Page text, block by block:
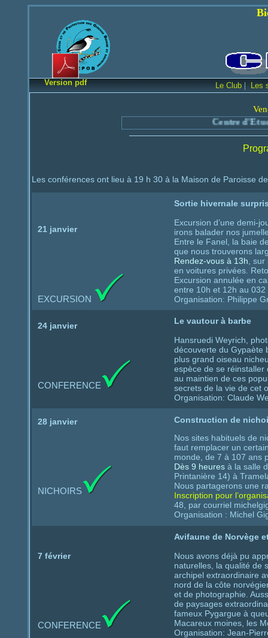
Bienvenue sur
Le Club | Les
Centre d'Etude
Les conférences ont lieu à 19 h 30 à la Maison de Paroisse
21 janvier
Sortie hivernale
Excursion d’une demi-
irons balader nos
Entre le Fanel, la baie
que nous trouverons
Rendez-vous à 13h ,
en voitures privées.
Excursion annulée en
entre 10h et 12h au
Organisation: Philippe
EXCURSION
24 janvier
Le vautour à barbe
Hansruedi Weyrich,
découverte du Gypaète
plus grand oiseau
espèce de se réinstaller
au maintien de ces
secrets de la vie de cet
Organisation: Claude
CONFERENCE
28 janvier
Construction de
Nos sites habituels de
faut remplacer un
monde, de 7 à 107 ans
Dès 9 heures à la salle
Printanière 14) à
Nous partagerons une
Inscription pour
48, par courriel
Organisation : Michel
NICHOIRS
7 février
Avifaune de Norvège
Nous avons déjà pu
naturelles, la qualité de
archipel extraordinaire
nord de la côte
et de photographie.
de paysages
fameux Pygargue à
Macareux moines, les
Organisation: Jean-
CONFERENCE
Version pdf